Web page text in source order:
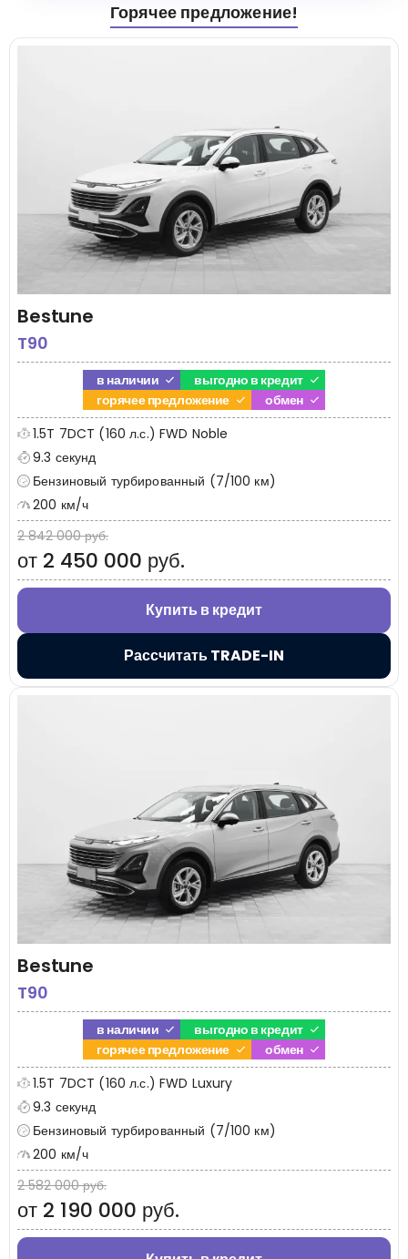
Горячее предложение!
Bestune
T90
в наличии
выгодно в кредит
горячее предложение
обмен
1.5T 7DCT (160 л.с.) FWD Noble
9.3 секунд
Бензиновый турбированный (7/100 км)
200 км/ч
2 842 000 руб.
от 2 450 000 руб.
Купить в кредит
Рассчитать TRADE-IN
Bestune
T90
в наличии
выгодно в кредит
горячее предложение
обмен
1.5T 7DCT (160 л.с.) FWD Luxury
9.3 секунд
Бензиновый турбированный (7/100 км)
200 км/ч
2 582 000 руб.
от 2 190 000 руб.